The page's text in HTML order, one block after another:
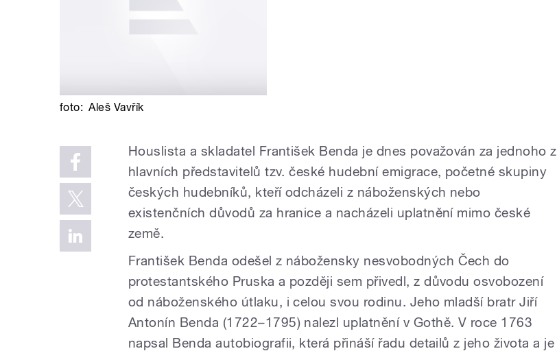
foto: Aleš Vavřík
Houslista a skladatel František Benda je dnes považován za jednoho z
hlavních představitelů tzv. české hudební emigrace, početné skupiny
českých hudebníků, kteří odcházeli z náboženských nebo
existenčních důvodů za hranice a nacházeli uplatnění mimo české
země.
František Benda odešel z nábožensky nesvobodných Čech do
protestantského Pruska a později sem přivedl, z důvodu osvobození
od náboženského útlaku, i celou svou rodinu. Jeho mladší bratr Jiří
Antonín Benda (1722–1795) nalezl uplatnění v Gothě. V roce 1763
napsal Benda autobiografii, která přináší řadu detailů z jeho života a je